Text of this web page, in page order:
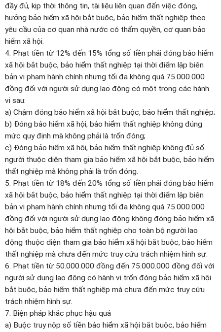
đầy đủ, kịp thời thông tin, tài liệu liên quan đến việc đóng,
hưởng bảo hiểm xã hội bắt buộc, bảo hiểm thất nghiệp theo
yêu cầu của cơ quan nhà nước có thẩm quyền, cơ quan bảo
hiểm xã hội.
4. Phạt tiền từ 12% đến 15% tổng số tiền phải đóng bảo hiểm
xã hội bắt buộc, bảo hiểm thất nghiệp tại thời điểm lập biên
bản vi phạm hành chính nhưng tối đa không quá 75.000.000
đồng đối với người sử dụng lao động có một trong các hành
vi sau:
a) Chậm đóng bảo hiểm xã hội bắt buộc, bảo hiểm thất nghiệp;
b) Đóng bảo hiểm xã hội, bảo hiểm thất nghiệp không đúng
mức quy định mà không phải là trốn đóng;
c) Đóng bảo hiểm xã hội, bảo hiểm thất nghiệp không đủ số
người thuộc diện tham gia bảo hiểm xã hội bắt buộc, bảo hiểm
thất nghiệp mà không phải là trốn đóng.
5. Phạt tiền từ 18% đến 20% tổng số tiền phải đóng bảo hiểm
xã hội bắt buộc, bảo hiểm thất nghiệp tại thời điểm lập biên
bản vi phạm hành chính nhưng tối đa không quá 75.000.000
đồng đối với người sử dụng lao động không đóng bảo hiểm xã
hội bắt buộc, bảo hiểm thất nghiệp cho toàn bộ người lao
động thuộc diện tham gia bảo hiểm xã hội bắt buộc, bảo hiểm
thất nghiệp mà chưa đến mức truy cứu trách nhiệm hình sự.
6. Phạt tiền từ 50.000.000 đồng đến 75.000.000 đồng đối với
người sử dụng lao động có hành vi trốn đóng bảo hiểm xã hội
bắt buộc, bảo hiểm thất nghiệp mà chưa đến mức truy cứu
trách nhiệm hình sự.
7. Biện pháp khắc phục hậu quả
a) Buộc truy nộp số tiền bảo hiểm xã hội bắt buộc, bảo hiểm